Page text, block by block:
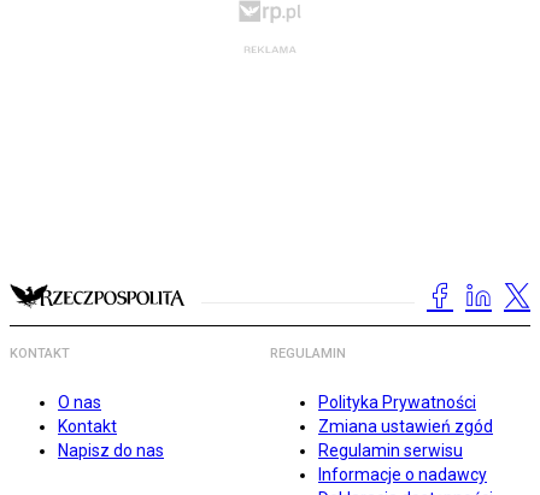
KONTAKT
O nas
Kontakt
Napisz do nas
REGULAMIN
Polityka Prywatności
Zmiana ustawień zgód
Regulamin serwisu
Informacje o nadawcy